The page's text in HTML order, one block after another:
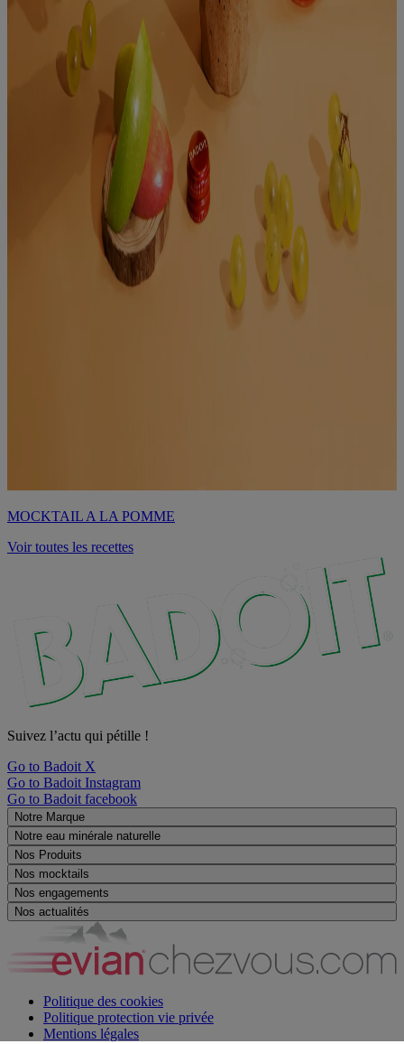
MOCKTAIL A LA POMME
Voir toutes les recettes
Suivez l’actu qui pétille !
Go to Badoit X
Go to Badoit Instagram
Go to Badoit facebook
Notre Marque
Notre eau minérale naturelle
Nos Produits
Nos mocktails
Nos engagements
Nos actualités
Politique des cookies
Politique protection vie privée
Mentions légales